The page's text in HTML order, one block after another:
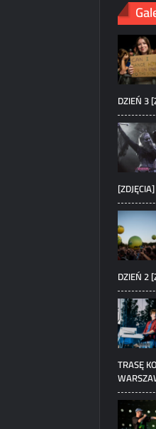
DZIEŃ 3
[ZDJĘCIA]
DZIEŃ 2
TRASĘ